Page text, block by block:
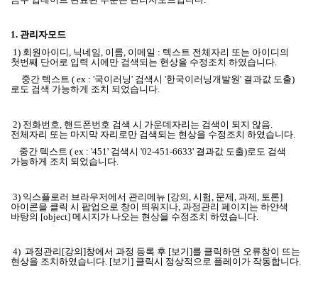
1. 관리자모드
1) 회원아이디, 닉네임, 이름, 이메일 : 텍스트 전체자리 또는 아이디의
첫번째 단어로 입력 시에만 검색되는 현상을 수정조치 하였습니다.
중간 텍스트 ( ex : '국이러닝' 검색시 '한국이러닝개발원' 결과값 도출)
로도 검색 가능하게 조치 되었습니다.
2) 전화번호, 핸드폰번호 검색 시 가운데자리는 검색이 되지 않음.
전체자리 또는 마지막 자리로만 검색되는 현상을 수정조치 하였습니다.
중간 텍스트 ( ex : '451' 검색시 '02-451-6633' 결과값 도출)로도 검색
가능하게 조치 되었습니다.
3) 익스플로러 브라우저에서 관리메뉴 [강의, 시험, 문제, 과제, 토론]
아이콘을 클릭 시 팝업으로 창이 띄워지나, 과정관리 페이지는 하얀색
바탕의 [object] 메시지가 나오는 현상을 수정조치 하였습니다.
4) 과정관리[강의]창에서 과정 등록 후 [보기]를 클릭하면 오류창이 뜨는
현상을 조치하였습니다. [보기] 클릭시 정상적으로 플레이가 작동합니다.